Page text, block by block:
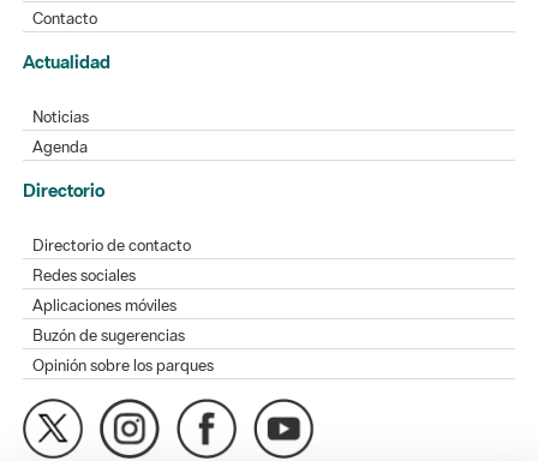
Contacto
Actualidad
Noticias
Agenda
Directorio
Directorio de contacto
Redes sociales
Aplicaciones móviles
Buzón de sugerencias
Opinión sobre los parques